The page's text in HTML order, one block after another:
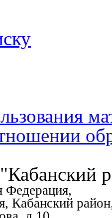
Федерация,
Кабанский район